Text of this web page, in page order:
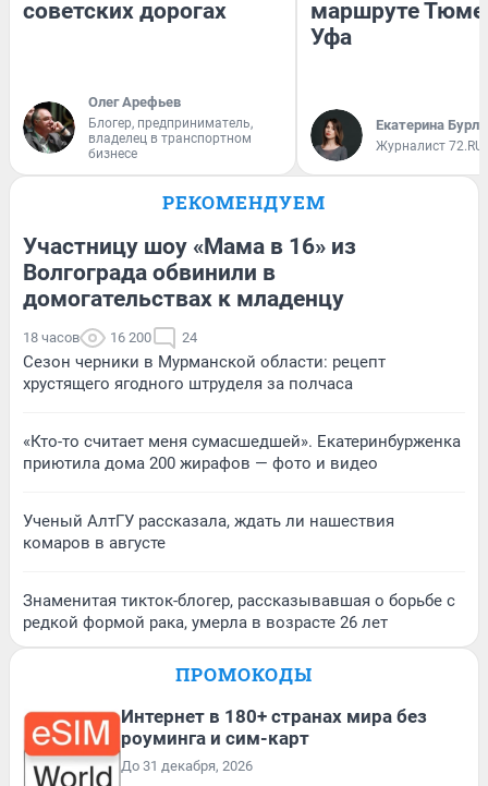
советских дорогах
Олег Арефьев
Блогер, предприниматель,
владелец в транспортном
бизнесе
маршруте
Уфа
Екатерина
Журналист 72.RU
РЕКОМЕНДУЕМ
Участницу шоу «Мама в 16» из
Волгограда обвинили в
домогательствах к младенцу
18 часов 16 200 24
Сезон черники в Мурманской области: рецепт
хрустящего ягодного штруделя за полчаса
«Кто-то считает меня сумасшедшей». Екатеринбурженка
приютила дома 200 жирафов — фото и видео
Ученый АлтГУ рассказала, ждать ли нашествия
комаров в августе
Знаменитая тикток-блогер, рассказывавшая о борьбе с
редкой формой рака, умерла в возрасте 26 лет
ПРОМОКОДЫ
Интернет в 180+ странах мира без
роуминга и сим-карт
До 31 декабря, 2026